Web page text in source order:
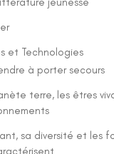
et Technologies
à porter secours
terre, les êtres
sa diversité et les